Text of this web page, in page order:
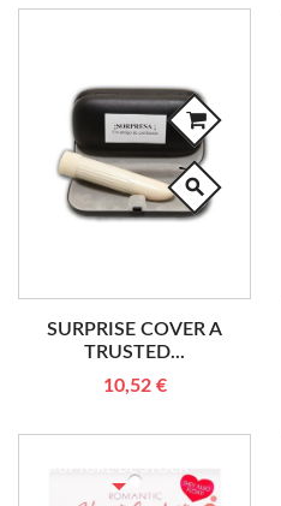
search
SURPRISE COVER A
TRUSTED...
10,52 €